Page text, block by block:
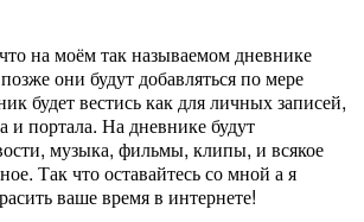
на моём так называемом дневнике
они будут добавляться по мере
будет вестись как для личных записей,
и портала. На дневнике будут
музыка, фильмы, клипы, и всякое
Так что оставайтесь со мной а я
ваше время в интернете!